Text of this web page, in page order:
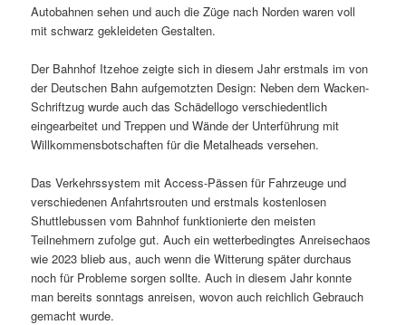
Autobahnen sehen und auch die Züge nach Norden waren voll
mit schwarz gekleideten Gestalten.
Der Bahnhof Itzehoe zeigte sich in diesem Jahr erstmals im von
der Deutschen Bahn aufgemotzten Design: Neben dem Wacken-
Schriftzug wurde auch das Schädellogo verschiedentlich
eingearbeitet und Treppen und Wände der Unterführung mit
Willkommensbotschaften für die Metalheads versehen.
Das Verkehrssystem mit Access-Pässen für Fahrzeuge und
verschiedenen Anfahrtsrouten und erstmals kostenlosen
Shuttlebussen vom Bahnhof funktionierte den meisten
Teilnehmern zufolge gut. Auch ein wetterbedingtes Anreisechaos
wie 2023 blieb aus, auch wenn die Witterung später durchaus
noch für Probleme sorgen sollte. Auch in diesem Jahr konnte
man bereits sonntags anreisen, wovon auch reichlich Gebrauch
gemacht wurde.